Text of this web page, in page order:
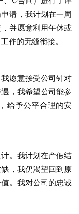
请，我计划在一周
并愿意利用午休或
作的无缝衔接。
愿意接受公司针对
，我希望公司能参
给予公平合理的安
。我计划在产假结
，我仍渴望回到原
。我对公司的忠诚